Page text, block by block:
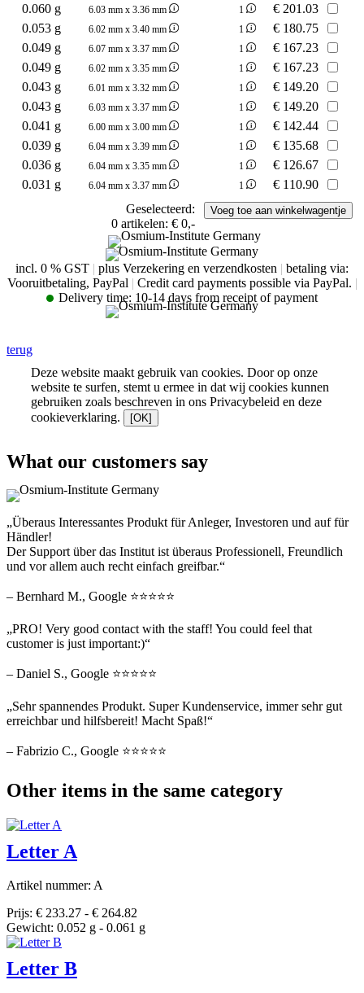
0.060 g
6.03 mm x 3.36 mm 1 € 201.03
0.053 g
6.02 mm x 3.40 mm 1 € 180.75
0.049 g
6.07 mm x 3.37 mm 1 € 167.23
0.049 g
6.02 mm x 3.35 mm 1 € 167.23
0.043 g
6.01 mm x 3.32 mm 1 € 149.20
0.043 g
6.03 mm x 3.37 mm 1 € 149.20
0.041 g
6.00 mm x 3.00 mm 1 € 142.44
0.039 g
6.04 mm x 3.39 mm 1 € 135.68
0.036 g
6.04 mm x 3.35 mm 1 € 126.67
0.031 g
6.04 mm x 3.37 mm 1 € 110.90
Geselecteerd:
0 artikelen: € 0,-
incl. 0 % GST | plus Verzekering en verzendkosten | betaling via:
Vooruitbetaling, PayPal | Credit card payments possible via PayPal. |
Delivery time: 10-14 days from receipt of payment
terug
Deze website maakt gebruik van cookies. Door op onze
website te surfen, stemt u ermee in dat wij cookies kunnen
gebruiken zoals beschreven in ons Privacybeleid en deze
cookieverklaring.
[OK]
What our customers say
„Überaus Interessantes Produkt für Anleger, Investoren und auf für
Händler!
Der Support über das Institut ist überaus Professionell, Freundlich
und vor allem auch recht einfach greifbar.“
– Bernhard M., Google ⭐⭐⭐⭐⭐
„PRO! Very good contact with the staff! You could feel that
customer is just important:)“
– Daniel S., Google ⭐⭐⭐⭐⭐
„Sehr spannendes Produkt. Super Kundenservice, immer sehr gut
erreichbar und hilfsbereit! Macht Spaß!“
– Fabrizio C., Google ⭐⭐⭐⭐⭐
Other items in the same category
Letter A
Artikel nummer: A
Prijs: € 233.27 - € 264.82
Gewicht: 0.052 g - 0.061 g
Letter B